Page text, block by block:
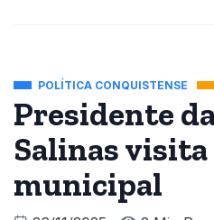
POLÍTICA CONQUISTENSE
Presidente
Salinas
municipal